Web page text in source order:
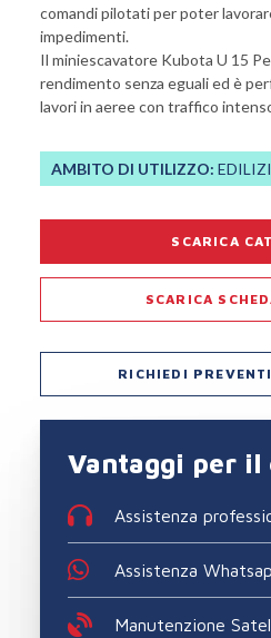
comandi pilotati per poter
impedimenti.
Il miniescavatore Kubota U 15
rendimento senza eguali ed è
lavori in aeree con traffico
AMBITO DI UTILIZZO:
SCARICA
SCARICA
RICHIEDI
Vantaggi per il
Assistenza
Assistenza
Manutenzione